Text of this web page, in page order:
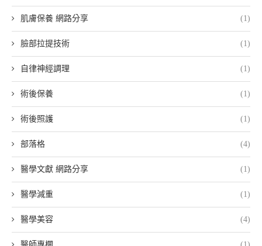
肌膚保養 網路分享 (1)
臉部拉提技術 (1)
自律神經調理 (1)
術後保養 (1)
術後照護 (1)
部落格 (4)
醫學文獻 網路分享 (1)
醫學減重 (1)
醫學美容 (4)